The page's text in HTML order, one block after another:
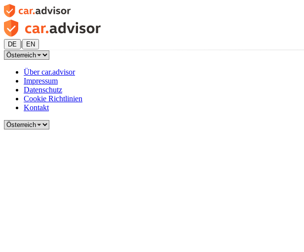
DE | EN
Über car.advisor
Impressum
Datenschutz
Cookie Richtlinien
Kontakt